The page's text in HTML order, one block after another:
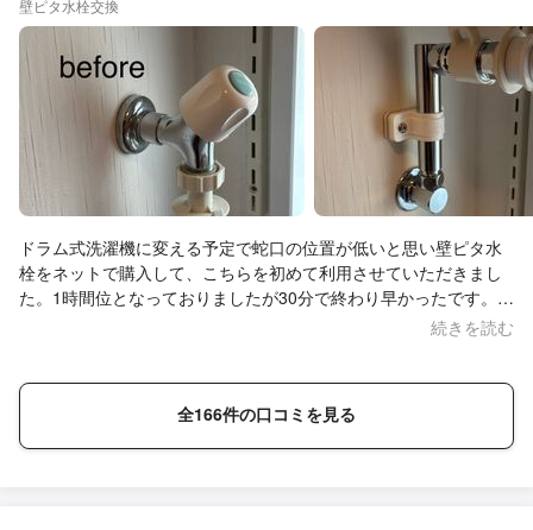
ても丁寧な方です。最後に現場の掃除も綺麗にして頂いていまし
た。 又何か家の事で困り事があったら大友さんにお願いしたいと
思います。この度はどうもありがとうございました。
壁ピタ水栓交換
ドラム式洗濯機に変える予定で蛇口の位置が低いと思い壁ピタ水
栓をネットで購入して、こちらを初めて利用させていただきまし
た。1時間位となっておりましたが30分で終わり早かったです。そ
こまで古くない家だからかもしれませんが。動画とかあって、最
です(´Д｀;)とても丁寧に作業していただき、ありがとうございま
続きを読む
全166件の口コミを見る